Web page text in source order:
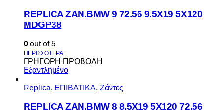
REPLICA ZAN.BMW 9 72.56 9.5X19 5X120
MDGP38
0 out of 5
ΓΡΗΓΟΡΗ ΠΡΟΒΟΛΗ
Εξαντλημένο
Replica, ΕΠΙΒΑΤΙΚΑ, Ζάντες
REPLICA ZAN.BMW 8 8.5X19 5X120 72.56